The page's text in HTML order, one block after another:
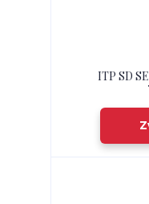
ITP SD